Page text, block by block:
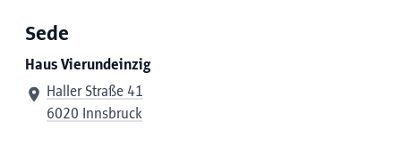
Sede
Haus Vierundeinzig
Haller Straße 41
6020 Innsbruck